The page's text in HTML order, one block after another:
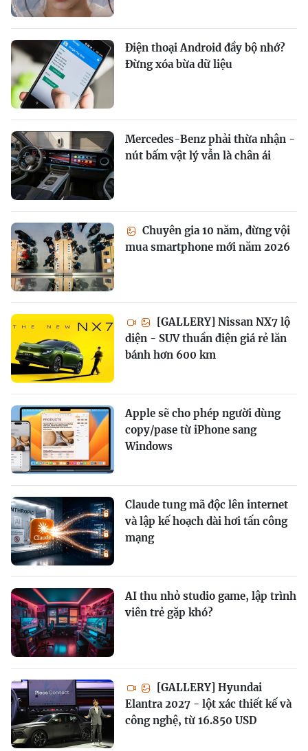
Điện thoại Android đầy bộ nhớ?
Đừng xóa bừa dữ liệu
Mercedes-Benz phải thừa nhận -
nút bấm vật lý vẫn là chân ái
Chuyên gia 10 năm, đừng vội
mua smartphone mới năm 2026
[GALLERY] Nissan NX7 lộ
diện - SUV thuần điện giá rẻ lăn
bánh hơn 600 km
Apple sẽ cho phép người dùng
copy/pase từ iPhone sang
Windows
Claude tung mã độc lên internet
và lập kế hoạch dài hơi tấn công
mạng
AI thu nhỏ studio game, lập trình
viên trẻ gặp khó?
[GALLERY] Hyundai
Elantra 2027 - lột xác thiết kế và
công nghệ, từ 16.850 USD